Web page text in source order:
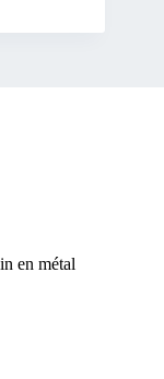
en métal